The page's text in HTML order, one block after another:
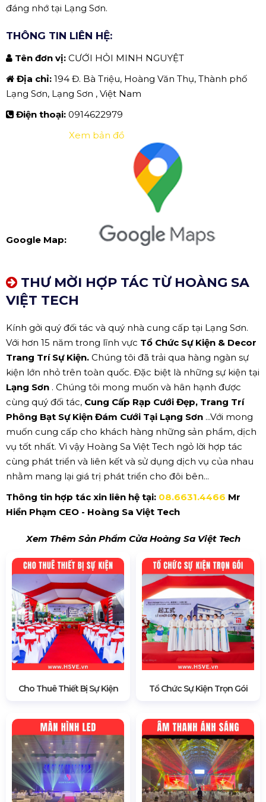
đáng nhớ tại Lạng Sơn.
THÔNG TIN LIÊN HỆ:
Tên đơn vị: CƯỚI HỎI MINH NGUYỆT
Địa chỉ: 194 Đ. Bà Triệu, Hoàng Văn Thụ, Thành phố
Lạng Sơn, Lạng Sơn , Việt Nam
Điện thoại: 0914622979
Google Map:
Xem bản đồ
THƯ MỜI HỢP TÁC TỪ HOÀNG SA
VIỆT TECH
Kính gởi quý đối tác và quý nhà cung cấp tại Lạng Sơn.
Với hơn 15 năm trong lĩnh vực Tổ Chức Sự Kiện & Decor
Trang Trí Sự Kiện. Chúng tôi đã trải qua hàng ngàn sự
kiện lớn nhỏ trên toàn quốc. Đặc biệt là những sự kiện tại
Lạng Sơn . Chúng tôi mong muốn và hân hạnh được
cùng quý đối tác, Cung Cấp Rạp Cưới Đẹp, Trang Trí
Phông Bạt Sự Kiện Đám Cưới Tại Lạng Sơn ...Với mong
muốn cung cấp cho khách hàng những sản phẩm, dịch
vụ tốt nhất. Vì vậy Hoàng Sa Việt Tech ngỏ lời hợp tác
cùng phát triển và liên kết và sử dụng dịch vụ của nhau
nhằm mang lại giá trị phát triển cho đôi bên...
Thông tin hợp tác xin liên hệ tại: 08.6631.4466 Mr
Hiền Phạm CEO - Hoàng Sa Việt Tech
Xem Thêm Sản Phẩm Cửa Hoàng Sa Việt Tech
Cho Thuê Thiết Bị Sự Kiện Tổ Chức Sự Kiện Trọn Gói